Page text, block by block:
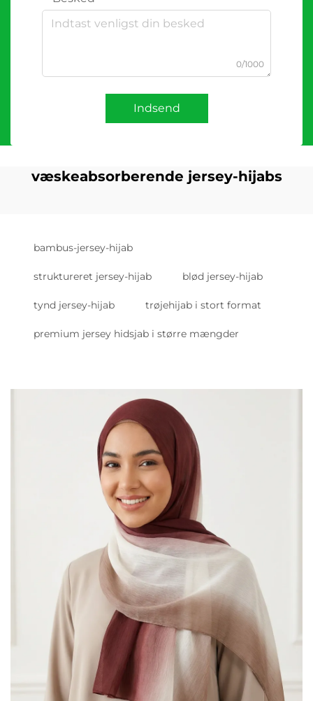
0/1000
Indsend
væskeabsorberende jersey-hijabs
bambus-jersey-hijab
struktureret jersey-hijab blød jersey-hijab
tynd jersey-hijab trøjehijab i stort format
premium jersey hidsjab i større mængder